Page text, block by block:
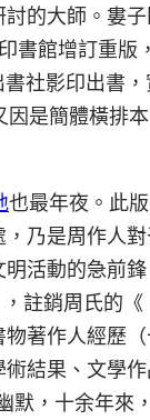
的大師。婁子
書館增訂重版
社影印出書
是簡體橫排
也最年夜。此
乃是周作人
活動的急前
註銷周氏的
著作人經歷
結果、文學
默，十余年來